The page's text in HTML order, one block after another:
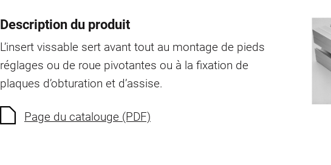
Description du produit
L’insert vissable sert avant tout au montage de pieds
réglages ou de roue pivotantes ou à la fixation de
plaques d’obturation et d’assise.
Page du catalouge (PDF)